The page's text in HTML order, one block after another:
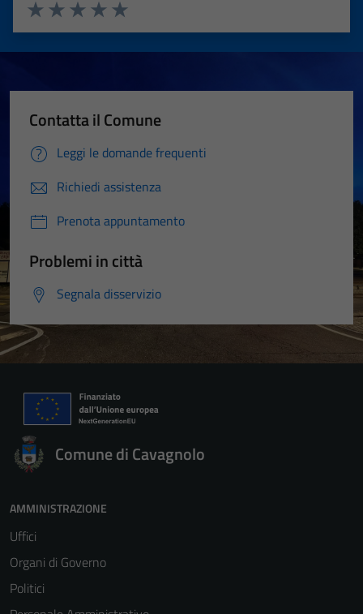
Valuta 5 stelle su 5
Valuta 4 stelle su 5
Valuta 3 stelle su 5
Valuta 2 stelle su 5
Valuta 1 stelle su 5
Contatta il Comune
Leggi le domande frequenti
Richiedi assistenza
Prenota appuntamento
Problemi in città
Segnala disservizio
Comune di Cavagnolo
AMMINISTRAZIONE
Uffici
Organi di Governo
Politici